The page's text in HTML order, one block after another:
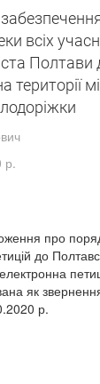
всіх
Полтави
території
р.
про
до
як
р.